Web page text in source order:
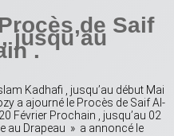
de Saif
jusqu’au
.
Kadhafi , jusqu’au début Mai
a ajourné le Procès de Saif Al-
Février Prochain , jusqu’au 02
au Drapeau » a annoncé le